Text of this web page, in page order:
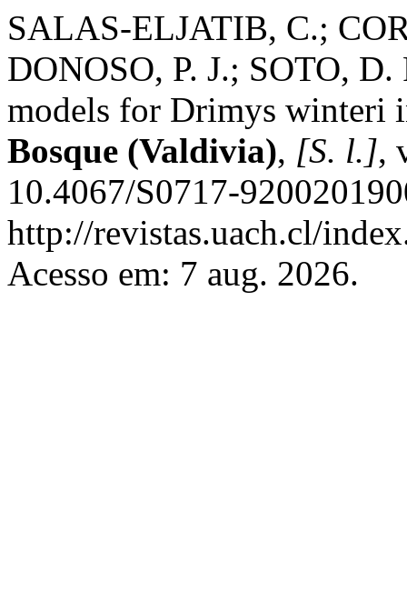
SALAS-ELJATIB, C.;
DONOSO, P. J.; SOTO,
models for Drimys winteri
Bosque (Valdivia), [S. l.],
10.4067/S0717-
http://revistas.uach.cl/
Acesso em: 7 aug. 2026.